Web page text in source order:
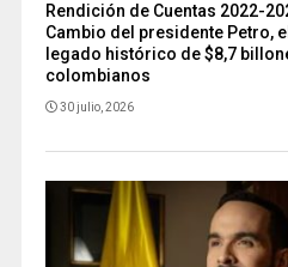
Rendición de Cuentas 2022-
Cambio del presidente Petro,
legado histórico de $8,7
colombianos
30 julio, 2026